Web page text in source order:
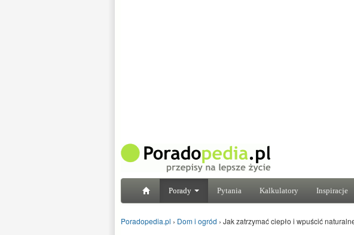
Porady Pytania Kalkulatory Inspiracje
Poradopedia.pl › Dom i ogród › Jak zatrzymać ciepło i wpuścić